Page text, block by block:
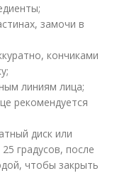
замочи в
кончиками
линиям лица;
рекомендуется
диск или
градусов, после
чтобы закрыть